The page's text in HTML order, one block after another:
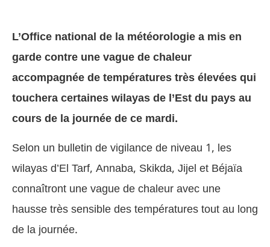
L’Office national de la météorologie a mis en
garde contre une vague de chaleur
accompagnée de températures très élevées qui
touchera certaines wilayas de l’Est du pays au
cours de la journée de ce mardi.
Selon un bulletin de vigilance de niveau 1, les
wilayas d’El Tarf, Annaba, Skikda, Jijel et Béjaïa
connaîtront une vague de chaleur avec une
hausse très sensible des températures tout au long
de la journée.